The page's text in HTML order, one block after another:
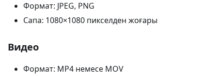
Формат: JPEG, PNG
Сапа: 1080×1080 пикселден жоғары
Видео
Формат: MP4 немесе MOV